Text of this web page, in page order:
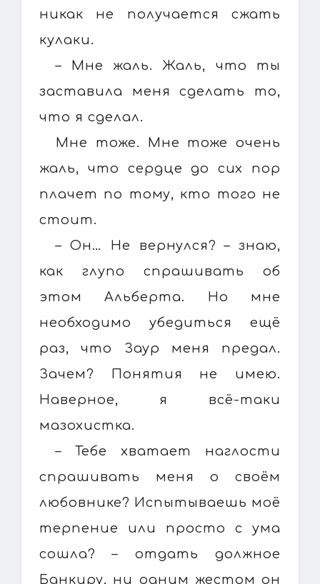
никак не получается сжать
кулаки.
– Мне жаль. Жаль, что ты
заставила меня сделать то,
что я сделал.
Мне тоже. Мне тоже очень
жаль, что сердце до сих пор
плачет по тому, кто того не
стоит.
– Он… Не вернулся? – знаю,
как глупо спрашивать об
этом Альберта. Но мне
необходимо убедиться ещё
раз, что Заур меня предал.
Зачем? Понятия не имею.
Наверное, я всё-таки
мазохистка.
– Тебе хватает наглости
спрашивать меня о своём
любовнике? Испытываешь моё
терпение или просто с ума
сошла? – отдать должное
Банкиру, ни одним жестом он